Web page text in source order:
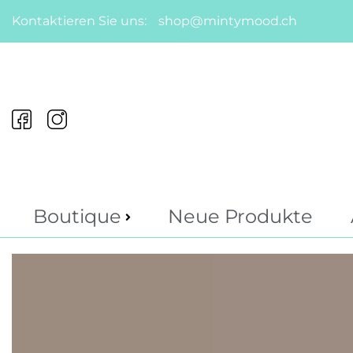
Kontaktieren Sie uns: shop@mintymood.ch
Boutique Neue Produkte